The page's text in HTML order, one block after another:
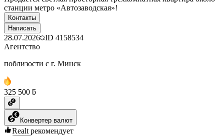
станции метро «Автозаводская»!
Контакты
Написать
28.07.2026 ID 4158534
Агентство
поблизости с г. Минск
325 500 ƃ
Конвертер валют
Realt рекомендует